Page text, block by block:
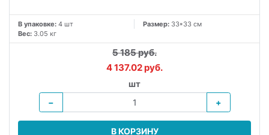
В упаковке: 4 шт Размер: 33*33 см
Вес: 3.05 кг
5 185 руб.
4 137.02 руб.
шт
−
+
В КОРЗИНУ